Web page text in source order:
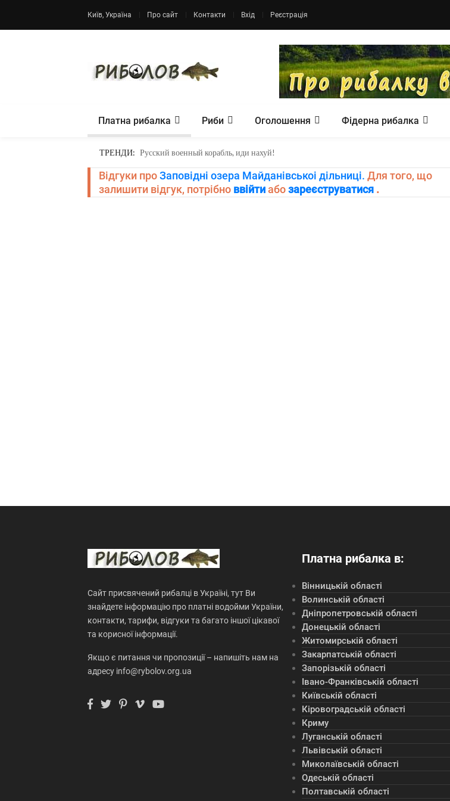
Київ, Україна Про сайт Контакти Вхід Реєстрація
Платна рибалка Риби Оголошення Фідерна рибалка
ТРЕНДИ: Русский военный корабль, иди нахуй!
Відгуки проЗаповідні озера Майданівськоі дільниці. Для того, що
залишити відгук, потрібно ввійтиабозареєструватися .
Сайт присвячений рибалці в Україні, тут Ви
знайдете інформацію про платні водойми України,
контакти, тарифи, відгуки та багато іншої цікавої
та корисної інформації.
Якщо є питання чи пропозиції – напишіть нам на
адресу info@rybolov.org.ua
Платна рибалка в:
Вінницькій області
Волинській області
Дніпропетровській області
Донецькій області
Житомирській області
Закарпатській області
Запорізькій області
Івано-Франківській області
Київській області
Кіровоградській області
Криму
Луганській області
Львівській області
Миколаївській області
Одеській області
Полтавській області